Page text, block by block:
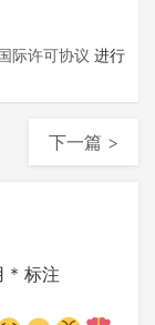
际许可协议 进行
下一篇 >
* 标注